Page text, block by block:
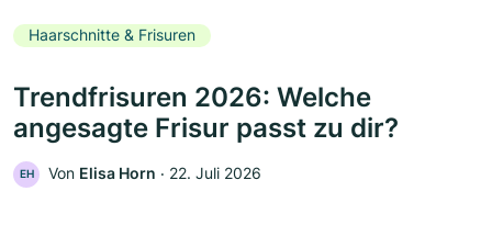
Haarschnitte & Frisuren
Trendfrisuren 2026: Welche
angesagte Frisur passt zu dir?
EH Von Elisa Horn ‧ 22. Juli 2026